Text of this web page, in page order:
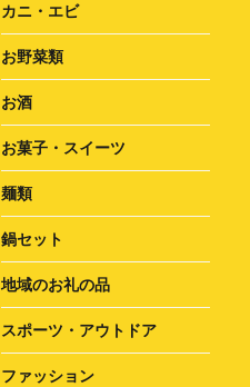
カニ・エビ
お野菜類
お酒
お菓子・スイーツ
麺類
鍋セット
地域のお礼の品
スポーツ・アウトドア
ファッション